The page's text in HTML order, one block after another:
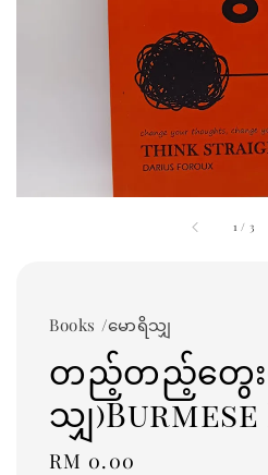
1 / 3
Books /မောရိသျှ
တည့်တည့်တွေး(
သျှ
Regular
RM 0.00